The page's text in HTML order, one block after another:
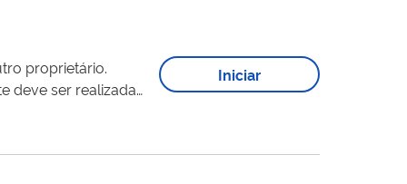
proprietário.
deve ser realizada
do pedido
autorização
Iniciar